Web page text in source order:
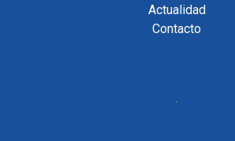
Actualidad
Contacto